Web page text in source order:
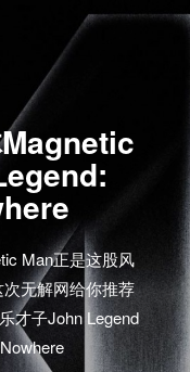
Man正是这股风
无解网给你推荐
才子John Legend